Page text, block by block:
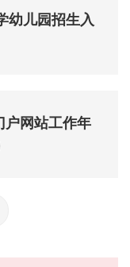
幼儿园招生入
户网站工作年